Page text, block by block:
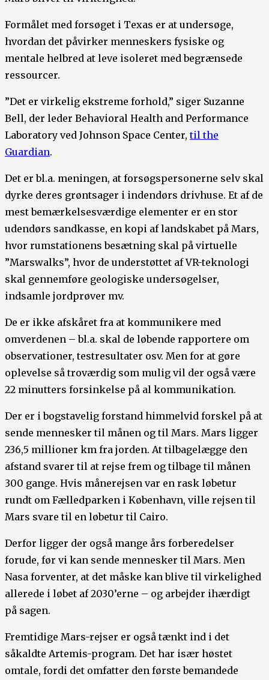
Formålet med forsøget i Texas er at undersøge,
hvordan det påvirker menneskers fysiske og
mentale helbred at leve isoleret med begrænsede
ressourcer.
”Det er virkelig ekstreme forhold,” siger Suzanne
Bell, der leder Behavioral Health and Performance
Laboratory ved Johnson Space Center,til the
Guardian.
Det er bl.a. meningen, at forsøgspersonerne selv skal
dyrke deres grøntsager i indendørs drivhuse. Et af de
mest bemærkelsesværdige elementer er en stor
udendørs sandkasse, en kopi af landskabet på Mars,
hvor rumstationens besætning skal på virtuelle
”Marswalks”, hvor de understøttet af VR-teknologi
skal gennemføre geologiske undersøgelser,
indsamle jordprøver mv.
De er ikke afskåret fra at kommunikere med
omverdenen – bl.a. skal de løbende rapportere om
observationer, testresultater osv. Men for at gøre
oplevelse så troværdig som mulig vil der også være
22 minutters forsinkelse på al kommunikation.
Der er i bogstavelig forstand himmelvid forskel på at
sende mennesker til månen og til Mars. Mars ligger
236,5 millioner km fra jorden. At tilbagelægge den
afstand svarer til at rejse frem og tilbage til månen
300 gange. Hvis månerejsen var en rask løbetur
rundt om Fælledparken i København, ville rejsen til
Mars svare til en løbetur til Cairo.
Derfor ligger der også mange års forberedelser
forude, før vi kan sende mennesker til Mars. Men
Nasa forventer, at det måske kan blive til virkelighed
allerede i løbet af 2030’erne – og arbejder ihærdigt
på sagen.
Fremtidige Mars-rejser er også tænkt ind i det
såkaldte Artemis-program. Det har især høstet
omtale, fordi det omfatter den første bemandede